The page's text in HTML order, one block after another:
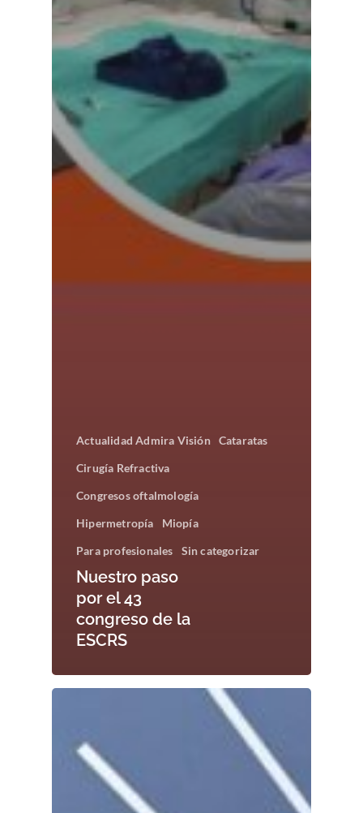
Actualidad Admira Visión Cataratas
Cirugía Refractiva
Congresos oftalmología
Hipermetropía
Miopía
Para profesionales
Sin categorizar
Nuestro paso
por el 43
congreso de la
ESCRS